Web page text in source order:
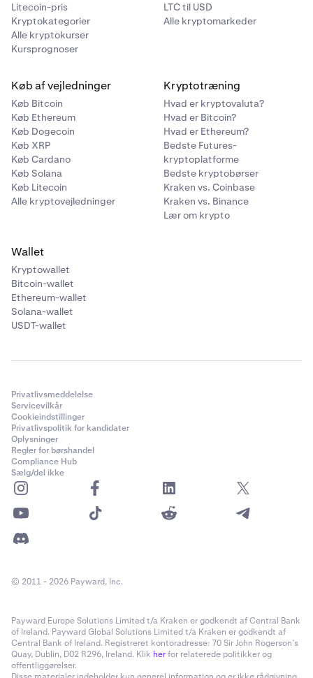
Litecoin-pris
Kryptokategorier
Alle kryptokurser
Kursprognoser
LTC til USD
Alle kryptomarkeder
Køb af vejledninger
Køb Bitcoin
Køb Ethereum
Køb Dogecoin
Køb XRP
Køb Cardano
Køb Solana
Køb Litecoin
Alle kryptovejledninger
Kryptotræning
Hvad er kryptovaluta?
Hvad er Bitcoin?
Hvad er Ethereum?
Bedste Futures-
kryptoplatforme
Bedste kryptobørser
Kraken vs. Coinbase
Kraken vs. Binance
Lær om krypto
Wallet
Kryptowallet
Bitcoin-wallet
Ethereum-wallet
Solana-wallet
USDT-wallet
Privatlivsmeddelelse
Servicevilkår
Cookieindstillinger
Privatlivspolitik for kandidater
Oplysninger
Regler for børshandel
Compliance Hub
Sælg/del ikke
© 2011 - 2026 Payward, Inc.
Payward Europe Solutions Limited t/a Kraken er godkendt af Central Bank
of Ireland. Payward Global Solutions Limited t/a Kraken er godkendt af
Central Bank of Ireland. Registreret kontoradresse: 70 Sir John Rogerson’s
Quay, Dublin, D02 R296, Ireland. Klik herfor relaterede politikker og
offentliggørelser.